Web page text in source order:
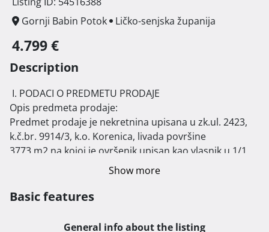
Gornji Babin Potok
Ličko-senjska županija
4.799 €
Description
Opis predmeta prodaje:
Predmet prodaje je nekretnina upisana u zk.ul. 2423,
k.č.br. 9914/3, k.o. Korenica, livada površine
3773 m2 na kojoj je ovršenik upisan kao vlasnik u 1/1
Način prodaje:
Show more
Basic features
General info about the listing